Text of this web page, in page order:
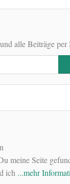
alle Beiträge per
meine Seite
ich ...mehr